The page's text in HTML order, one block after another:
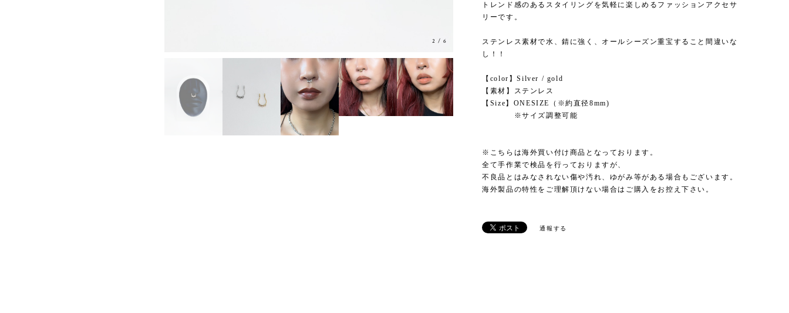
3 /6
トレンド感のあるスタイリングを気軽に楽しめるファッションアクセサ
リーです。
ステンレス素材で水、錆に強く、オールシーズン重宝すること間違いな
し！！
【color】Silver / gold
【素材】ステンレス
【Size】ONESIZE（※約直径8mm)
※サイズ調整可能
※こちらは海外買い付け商品となっております。
全て手作業で検品を行っておりますが、
不良品とはみなされない傷や汚れ、ゆがみ等がある場合もございます。
海外製品の特性をご理解頂けない場合はご購入をお控え下さい。
通報する